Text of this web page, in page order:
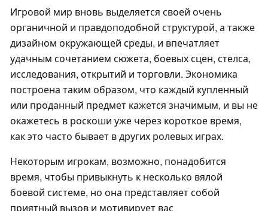
Игровой мир вновь выделяется своей очень
органичной и правдоподобной структурой, а также
дизайном окружающей среды, и впечатляет
удачным сочетанием сюжета, боевых сцен, стелса,
исследования, открытий и торговли. Экономика
построена таким образом, что каждый купленный
или проданный предмет кажется значимым, и вы не
окажетесь в роскоши уже через короткое время,
как это часто бывает в других ролевых играх.
Некоторым игрокам, возможно, понадобится
время, чтобы привыкнуть к несколько вялой
боевой системе, но она представляет собой
приятный вызов и мотивирует вас